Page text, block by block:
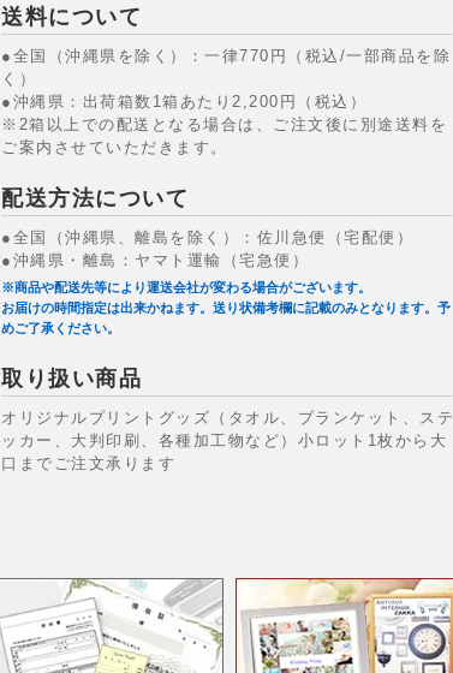
送料について
●全国（沖縄県を除く）：一律770円（税込/一部商品を除
く）
●沖縄県：出荷箱数1箱あたり2,200円（税込）
※2箱以上での配送となる場合は、ご注文後に別途送料を
ご案内させていただきます。
配送方法について
●全国（沖縄県、離島を除く）：佐川急便（宅配便）
●沖縄県・離島：ヤマト運輸（宅急便）
※商品や配送先等により運送会社が変わる場合がございます。
お届けの時間指定は出来かねます。送り状備考欄に記載のみとなります。予
めご了承ください。
取り扱い商品
オリジナルプリントグッズ（タオル、ブランケット、ステ
ッカー、大判印刷、各種加工物など）小ロット1枚から大
口までご注文承ります